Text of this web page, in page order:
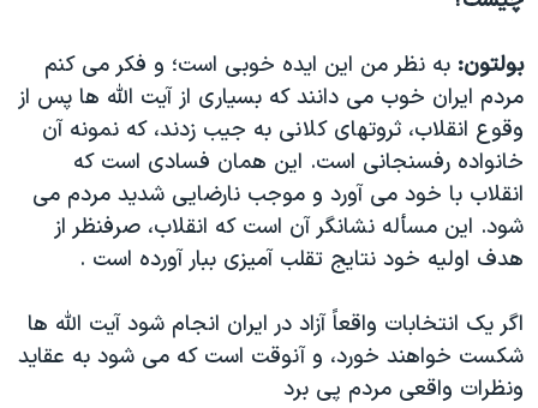
بولتون: به نظر من این ایده خوبی است؛ و فکر می کنم
مردم ایران خوب می دانند که بسیاری از آیت الله ها پس از
وقوع انقلاب، ثروتهای کلانی به جیب زدند، که نمونه آن
خانواده رفسنجانی است. این همان فسادی است که
انقلاب با خود می آورد و موجب نارضایی شدید مردم می
شود. این مسأله نشانگر آن است که انقلاب، صرفنظر از
هدف اولیه خود نتایج تقلب آمیزی ببار آورده است .
اگر یک انتخابات واقعاً آزاد در ایران انجام شود آیت الله ها
شکست خواهند خورد، و آنوقت است که می شود به عقاید
ونظرات واقعی مردم پی برد